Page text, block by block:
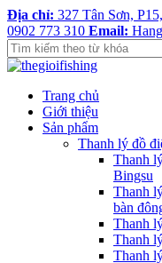
Địa chỉ: 327 Tân Sơn,
0902 773 310 Email:
Trang chủ
Giới thiệu
Sản phẩm
Thanh lý đồ
Thanh
Bingsu
Thanh
bàn
Thanh
Thanh
Thanh